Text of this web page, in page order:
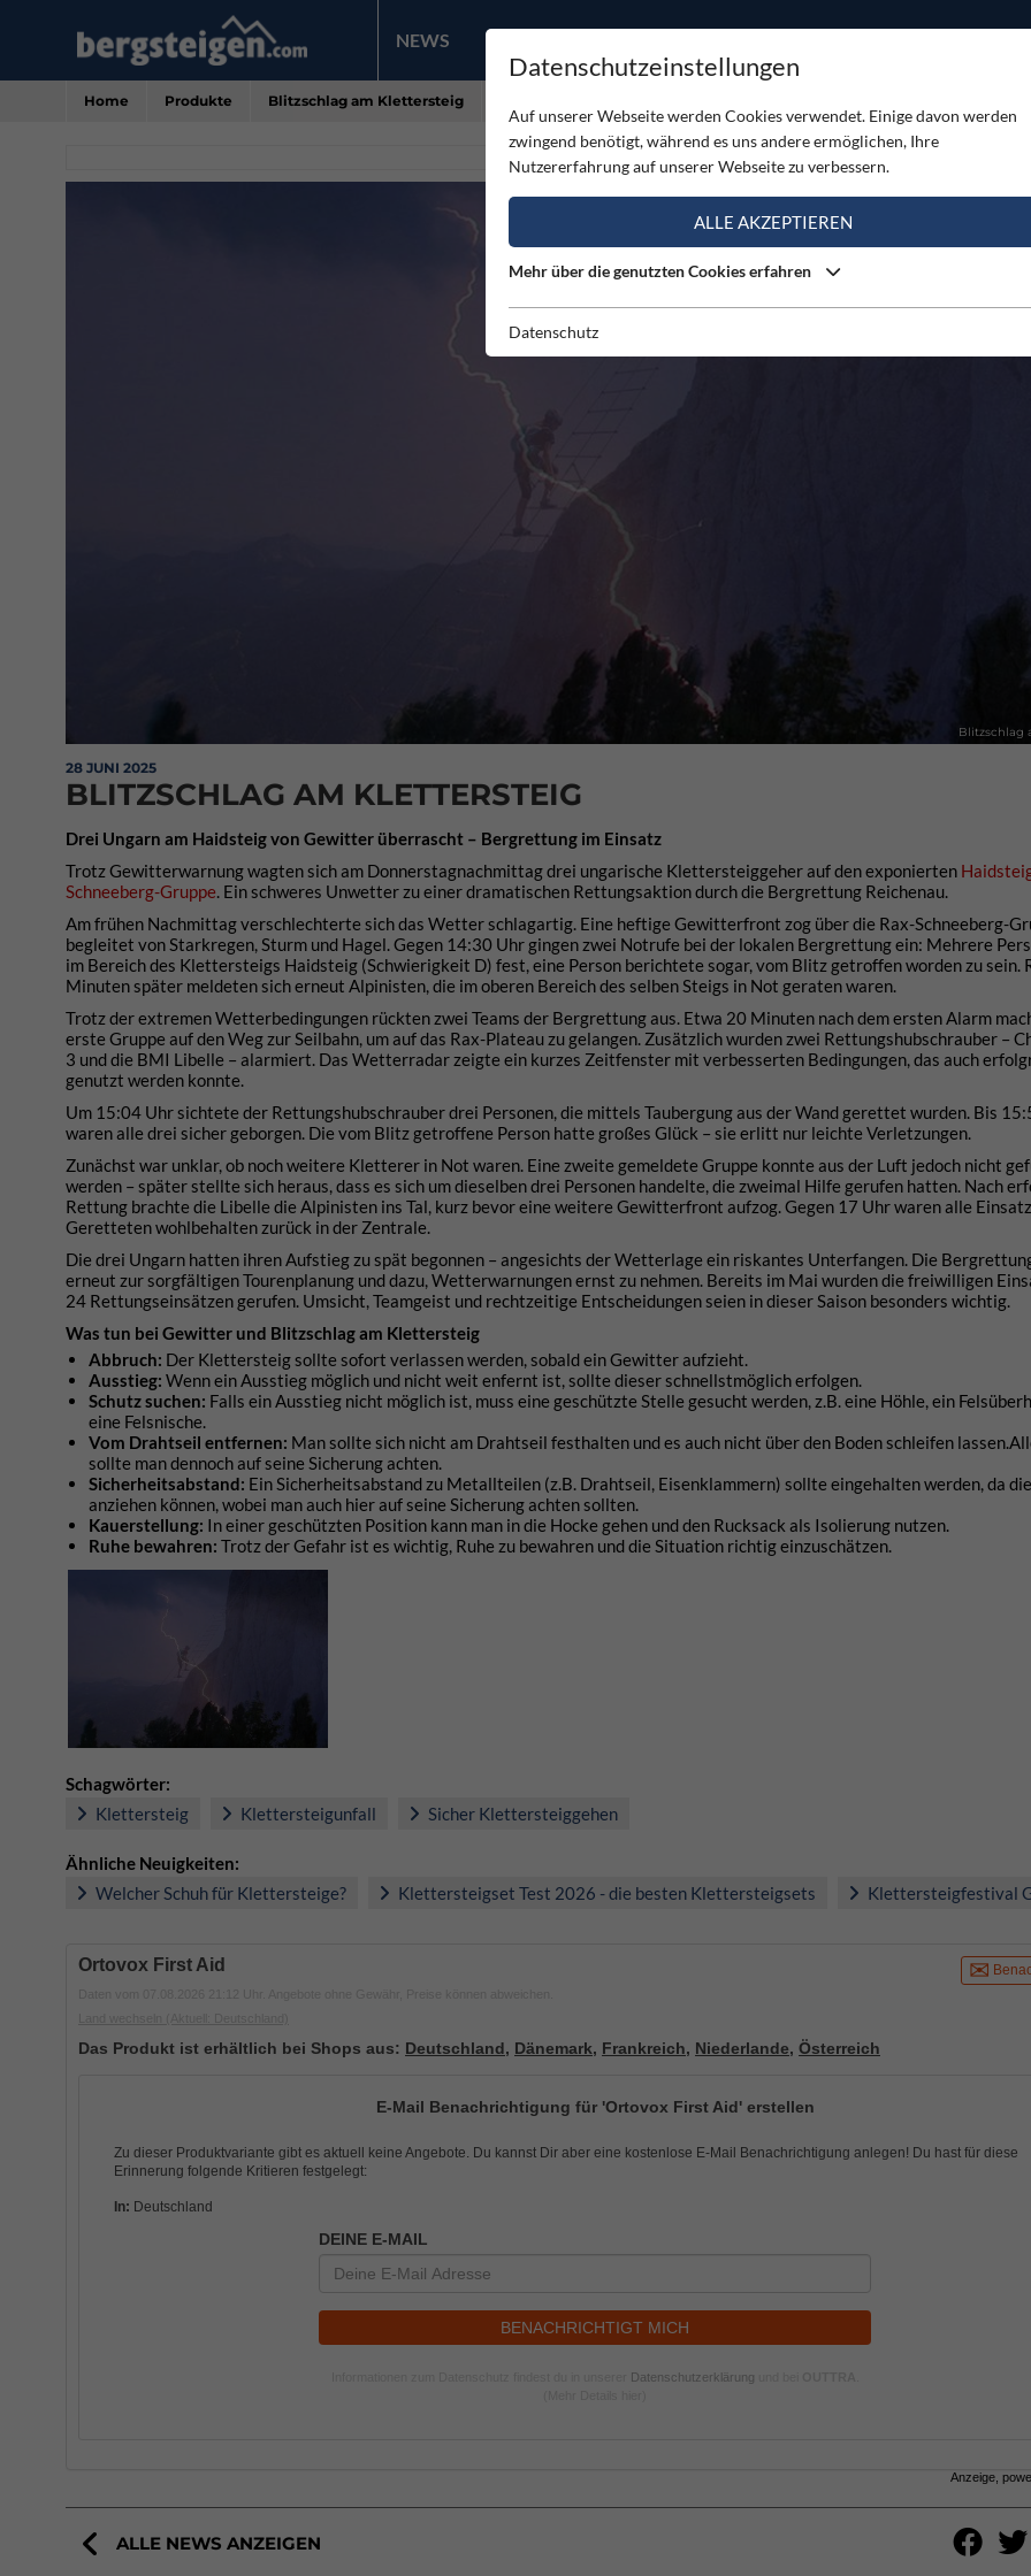
NEWS PRODUKTE
Home Produkte Blitzschlag am Klettersteig
Blitzschlag
28 JUNI 2025
BLITZSCHLAG AM KLETTERSTEIG
Drei Ungarn am Haidsteig von Gewitter überrascht – Bergrettung im Einsatz
Trotz Gewitterwarnung wagten sich am Donnerstagnachmittag drei ungarische Klettersteiggeher auf den exponierten
Schneeberg-Gruppe. Ein schweres Unwetter zu einer dramatischen Rettungsaktion durch die Bergrettung Reichenau.
Am frühen Nachmittag verschlechterte sich das Wetter schlagartig. Eine heftige Gewitterfront zog über die Rax-Schneeberg-
begleitet von Starkregen, Sturm und Hagel. Gegen 14:30 Uhr gingen zwei Notrufe bei der lokalen Bergrettung ein: Mehrere
im Bereich des Klettersteigs Haidsteig (Schwierigkeit D) fest, eine Person berichtete sogar, vom Blitz getroffen worden zu sein.
Minuten später meldeten sich erneut Alpinisten, die im oberen Bereich des selben Steigs in Not geraten waren.
Trotz der extremen Wetterbedingungen rückten zwei Teams der Bergrettung aus. Etwa 20 Minuten nach dem ersten Alarm
erste Gruppe auf den Weg zur Seilbahn, um auf das Rax-Plateau zu gelangen. Zusätzlich wurden zwei Rettungshubschrauber –
3 und die BMI Libelle – alarmiert. Das Wetterradar zeigte ein kurzes Zeitfenster mit verbesserten Bedingungen, das auch
genutzt werden konnte.
Um 15:04 Uhr sichtete der Rettungshubschrauber drei Personen, die mittels Taubergung aus der Wand gerettet wurden. Bis
waren alle drei sicher geborgen. Die vom Blitz getroffene Person hatte großes Glück – sie erlitt nur leichte Verletzungen.
Zunächst war unklar, ob noch weitere Kletterer in Not waren. Eine zweite gemeldete Gruppe konnte aus der Luft jedoch nicht
werden – später stellte sich heraus, dass es sich um dieselben drei Personen handelte, die zweimal Hilfe gerufen hatten. Nach
Rettung brachte die Libelle die Alpinisten ins Tal, kurz bevor eine weitere Gewitterfront aufzog. Gegen 17 Uhr waren alle
Geretteten wohlbehalten zurück in der Zentrale.
Die drei Ungarn hatten ihren Aufstieg zu spät begonnen – angesichts der Wetterlage ein riskantes Unterfangen. Die
erneut zur sorgfältigen Tourenplanung und dazu, Wetterwarnungen ernst zu nehmen. Bereits im Mai wurden die freiwilligen
24 Rettungseinsätzen gerufen. Umsicht, Teamgeist und rechtzeitige Entscheidungen seien in dieser Saison besonders wichtig.
Was tun bei Gewitter und Blitzschlag am Klettersteig
Abbruch: Der Klettersteig sollte sofort verlassen werden, sobald ein Gewitter aufzieht.
Ausstieg: Wenn ein Ausstieg möglich und nicht weit enfernt ist, sollte dieser schnellstmöglich erfolgen.
Schutz suchen: Falls ein Ausstieg nicht möglich ist, muss eine geschützte Stelle gesucht werden, z.B. eine Höhle, ein
eine Felsnische.
Vom Drahtseil entfernen: Man sollte sich nicht am Drahtseil festhalten und es auch nicht über den Boden schleifen
sollte man dennoch auf seine Sicherung achten.
Sicherheitsabstand: Ein Sicherheitsabstand zu Metallteilen (z.B. Drahtseil, Eisenklammern) sollte eingehalten werden, da
anziehen können, wobei man auch hier auf seine Sicherung achten sollten.
Kauerstellung: In einer geschützten Position kann man in die Hocke gehen und den Rucksack als Isolierung nutzen.
Ruhe bewahren: Trotz der Gefahr ist es wichtig, Ruhe zu bewahren und die Situation richtig einzuschätzen.
Schagwörter:
Klettersteig
Klettersteigunfall Sicher Klettersteiggehen
Ähnliche Neuigkeiten:
Welcher Schuh für Klettersteige?
Klettersteigset Test 2026 - die besten Klettersteigsets Klettersteigfestival
Ortovox First Aid
Das Produkt ist erhältlich bei Shops aus: Deutschland, Dänemark, Frankreich, Niederlande, Österreich
E-Mail Benachrichtigung für 'Ortovox First Aid' erstellen
Zu dieser Produktvariante gibt es aktuell keine Angebote. Du kannst Dir aber eine kostenlose E-Mail Benachrichtigung anlegen! Du hast für diese
Erinnerung folgende Kritieren festgelegt:
In: Deutschland
DEINE E-MAIL
BENACHRICHTIGT MICH
Datenschutzerklärung
Anzeige,
ALLE NEWS ANZEIGEN
Datenschutzeinstellungen
Auf unserer Webseite werden Cookies verwendet. Einige davon werden
zwingend benötigt, während es uns andere ermöglichen, Ihre
Nutzererfahrung auf unserer Webseite zu verbessern.
ALLE AKZEPTIEREN
Mehr über die genutzten Cookies erfahren
Datenschutz